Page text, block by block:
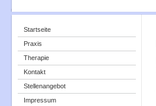
Startseite
Praxis
Therapie
Kontakt
Stellenangebot
Impressum